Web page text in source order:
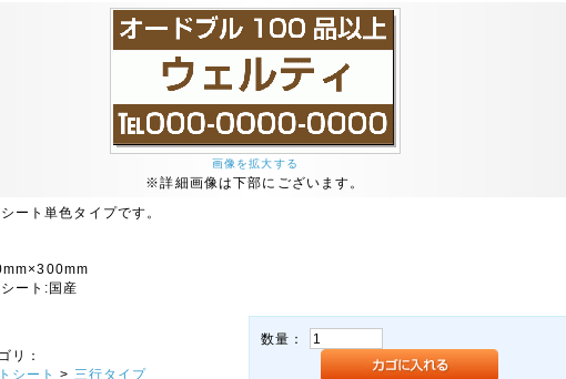
画像を拡大する
※詳細画像は下部にございます。
ート単色タイプです。
ート:国産
リ：
シート
> 三行タイプ
数量：